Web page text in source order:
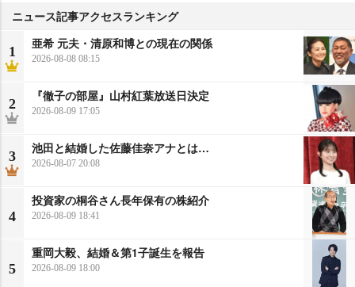
ニュース記事アクセスランキング
1
亜希 元夫・清原和博との現在の関係
2026-08-08 08:15
2
『徹子の部屋』山村紅葉放送日決定
2026-08-09 17:05
3
池田と結婚した佐藤佳奈アナとは…
2026-08-07 20:08
4
投資家の桐谷さん長年保有の株紹介
2026-08-09 18:41
5
重岡大毅、結婚＆第1子誕生を報告
2026-08-09 18:00